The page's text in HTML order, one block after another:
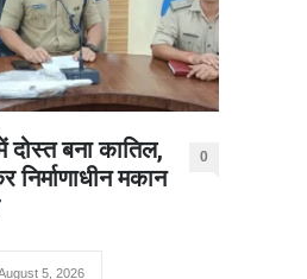
बना कातिल,
निर्माणाधीन मकान
0
5, 2026